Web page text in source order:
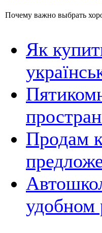
Почему важно выбрать
Як
Продам
удобном